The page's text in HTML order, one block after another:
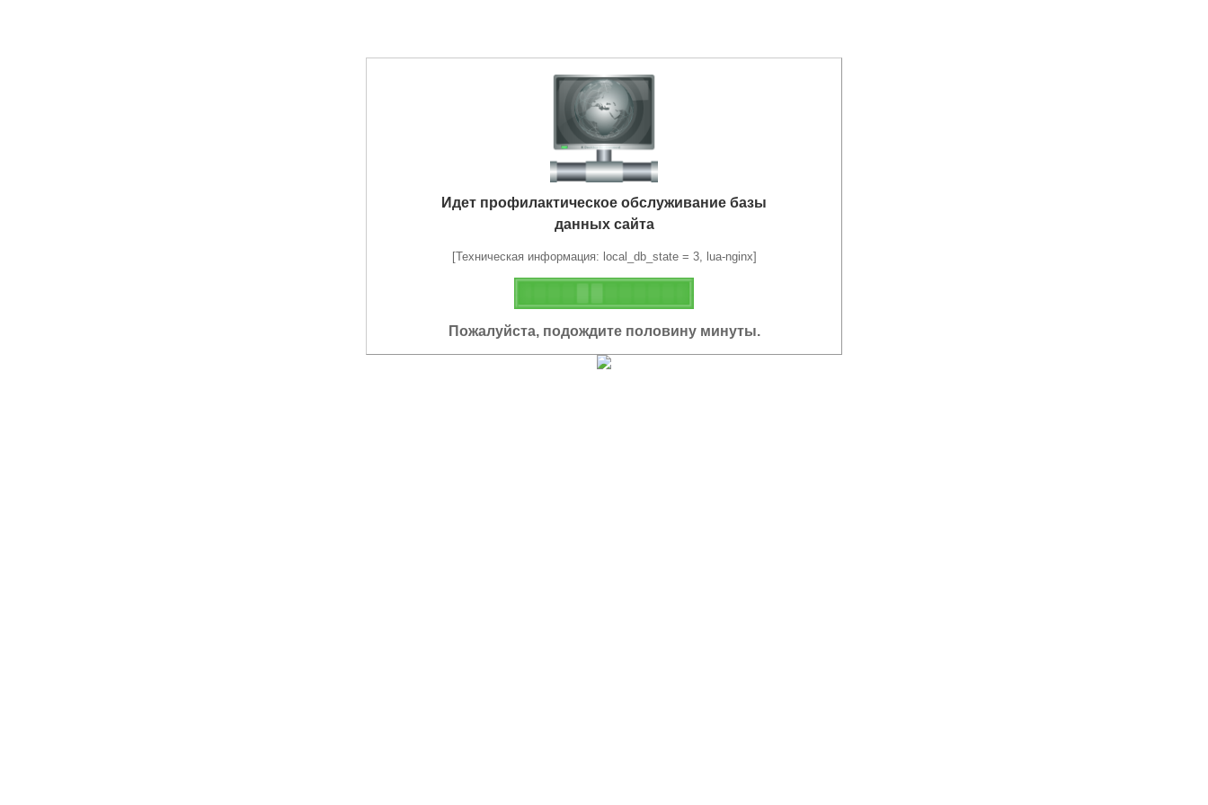
Идет профилактическое обслуживание базы
данных сайта
[Техническая информация: local_db_state = 3, lua-nginx]
Пожалуйста, подождите половину минуты.